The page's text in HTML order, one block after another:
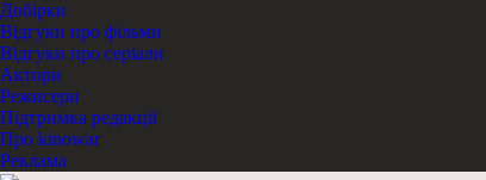
Добірки
Відгуки про фільми
Відгуки про серіали
Актори
Режисери
Підтримка редакції
Про kinowar
Реклама